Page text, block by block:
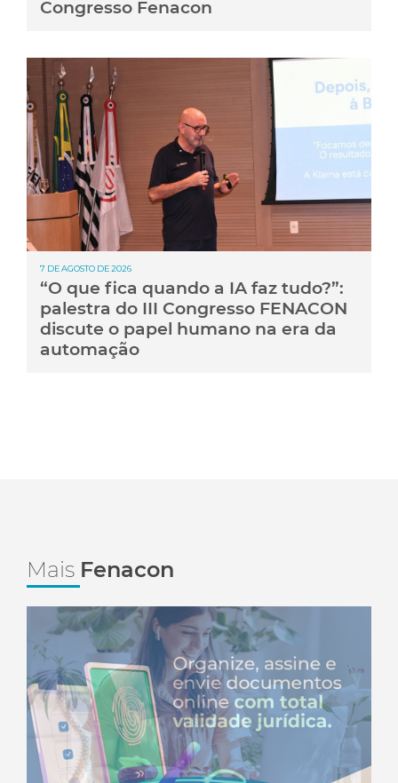
Congresso Fenacon
7 DE AGOSTO DE 2026
“O que fica quando a IA faz tudo?”:
palestra do III Congresso FENACON
discute o papel humano na era da
automação
Mais Fenacon